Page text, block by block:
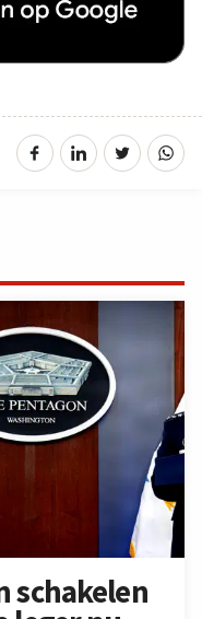
schakelen